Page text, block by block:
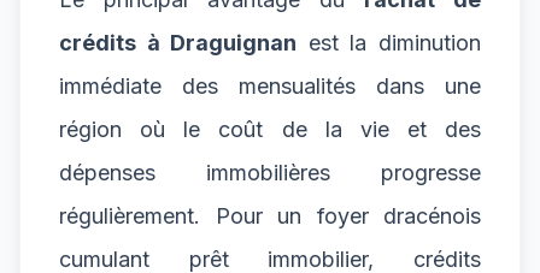
crédits à Draguignan est la diminution
immédiate des mensualités dans une
région où le coût de la vie et des
dépenses immobilières progresse
régulièrement. Pour un foyer dracénois
cumulant prêt immobilier, crédits